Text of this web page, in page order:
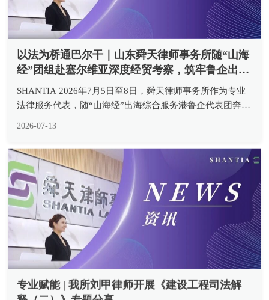
以法为桥通巴尔干｜山东舜天律师事务所随“山海
经”团组赴塞尔维亚深度经贸考察，筑牢鲁企出海
SHANTIA 2026年7月5日至8日，舜天律师事务所作为专业
法律服务代表，随“山海经”出海综合服务港鲁企代表团奔赴
调研在建项目6个，完成政企高端对话、中外法律专业交
2026-07-13
专业赋能 | 我所刘甲律师开展《建设工程司法解
释（二）》专题分享